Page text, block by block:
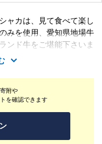
附や
を確認できます
ャカは、見て食べて楽し
みを使用、愛知県地場牛
ンド牛をご堪能下さいま